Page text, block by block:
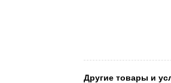
Другие товары и